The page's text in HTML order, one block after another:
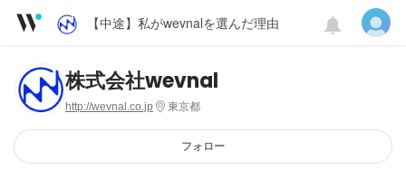
【中途】私がwevnalを選んだ理由
株式会社wevnal
http://wevnal.co.jp 東京都
フォロー